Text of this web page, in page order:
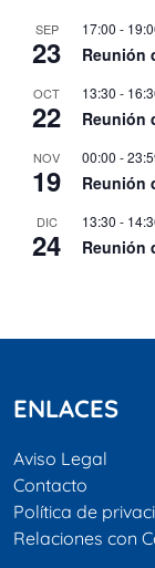
SEP
23
17:00 -
Reunión
OCT
22
13:30 -
Reunión
NOV
19
00:00 -
Reunión
DIC
24
13:30 -
Reunión
ENLACES
Aviso Legal
Contacto
Política de
Relaciones con